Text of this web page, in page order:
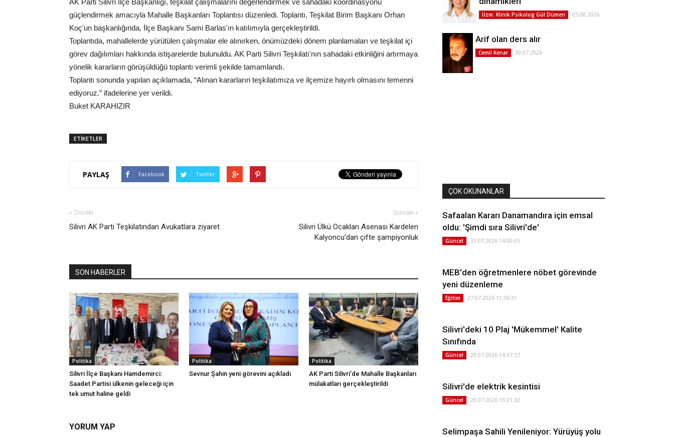
AK Parti Silivri İlçe Başkanlığı, teşkilat çalışmalarını değerlendirmek ve sahadaki koordinasyonu
güçlendirmek amacıyla Mahalle Başkanları Toplantısı düzenledi. Toplantı, Teşkilat Birim Başkanı Orhan
Koç'un başkanlığında, İlçe Başkanı Sami Barlas'ın katılımıyla gerçekleştirildi.
Toplantıda, mahallelerde yürütülen çalışmalar ele alınırken, önümüzdeki dönem planlamaları ve teşkilat içi
görev dağılımları hakkında istişarelerde bulunuldu. AK Parti Silivri Teşkilatı'nın sahadaki etkinliğini artırmaya
yönelik kararların görüşüldüğü toplantı verimli şekilde tamamlandı.
Toplantı sonunda yapılan açıklamada, “Alınan kararların teşkilatımıza ve ilçemize hayırlı olmasını temenni
ediyoruz.” ifadelerine yer verildi.
Buket KARAHIZIR
ETİKETLER
PAYLAŞ Facebook Twitter
« Önceki
Silivri AK Parti Teşkilatından Avukatlara ziyaret
Sonraki »
Silivri Ülkü Ocakları Asenası Kardelen
Kalyoncu’dan çifte şampiyonluk
SON HABERLER
Politika
Silivri İlçe Başkanı Hamdemirci:
Saadet Partisi ülkenin geleceği için
tek umut haline geldi
Politika
Sevnur Şahin yeni görevini açıkladı
Politika
AK Parti Silivri’de Mahalle Başkanları
mülakatları gerçekleştirildi
YORUM YAP
Uzm. Klinik Psikolog Gül Dümen 05.08.2026
Arif olan ders alır
Cemil Kenar 30.07.2026
ÇOK OKUNANLAR
Safaalan Kararı Danamandıra için emsal
oldu: 'Şimdi sıra Silivri'de'
Güncel 31.07.2026 14:00:05
MEB'den öğretmenlere nöbet görevinde
yeni düzenleme
Eğitim 27.07.2026 11:36:31
Silivri'deki 10 Plaj 'Mükemmel' Kalite
Sınıfında
Güncel 20.07.2026 14:37:57
Silivri'de elektrik kesintisi
Güncel 20.07.2026 13:21:32
Selimpaşa Sahili Yenileniyor: Yürüyüş yolu